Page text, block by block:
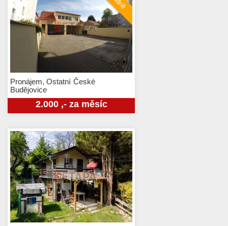
Pronájem, Ostatní České
Budějovice
2.000 ,- za měsíc